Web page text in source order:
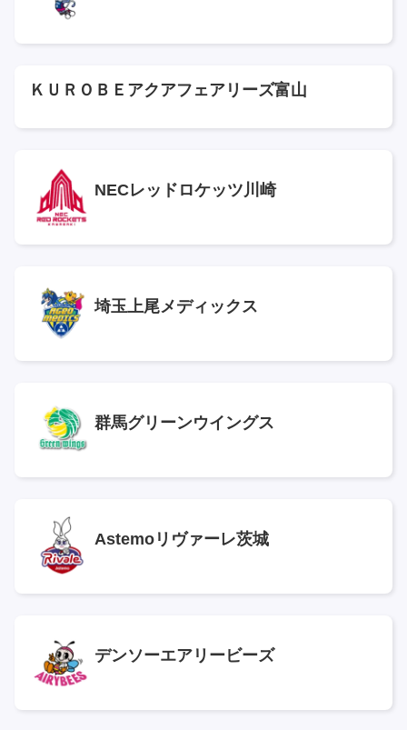
ＫＵＲＯＢＥアクアフェアリーズ富山
NECレッドロケッツ川崎
埼玉上尾メディックス
群馬グリーンウイングス
Astemoリヴァーレ茨城
デンソーエアリービーズ